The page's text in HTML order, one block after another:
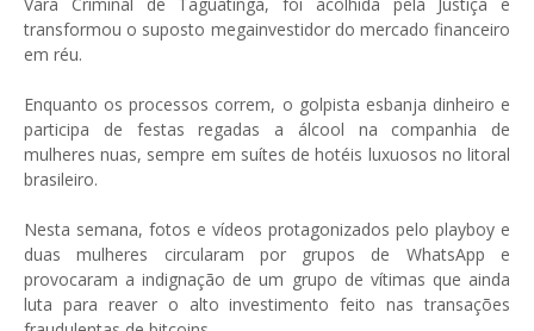
transformou o suposto megainvestidor do mercado financeiro
em réu.
Enquanto os processos correm, o golpista esbanja dinheiro e
participa de festas regadas a álcool na companhia de
mulheres nuas, sempre em suítes de hotéis luxuosos no litoral
brasileiro.
Nesta semana, fotos e vídeos protagonizados pelo playboy e
duas mulheres circularam por grupos de WhatsApp e
provocaram a indignação de um grupo de vítimas que ainda
luta para reaver o alto investimento feito nas transações